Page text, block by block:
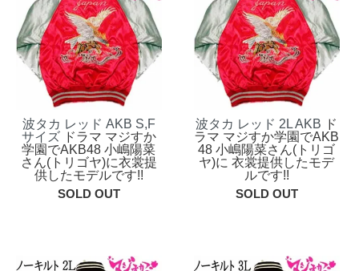
波タカ レッド AKB S,F
サイズドラマ マジすか
学園でAKB48 小嶋陽菜
さん(トリゴヤ)に衣裳提
供したモデルです!!
SOLD OUT
波タカ レッド 2L AKB ド
ラマ マジすか学園でAKB
48 小嶋陽菜さん(トリゴ
ヤ)に 衣裳提供したモデ
ルです!!
SOLD OUT